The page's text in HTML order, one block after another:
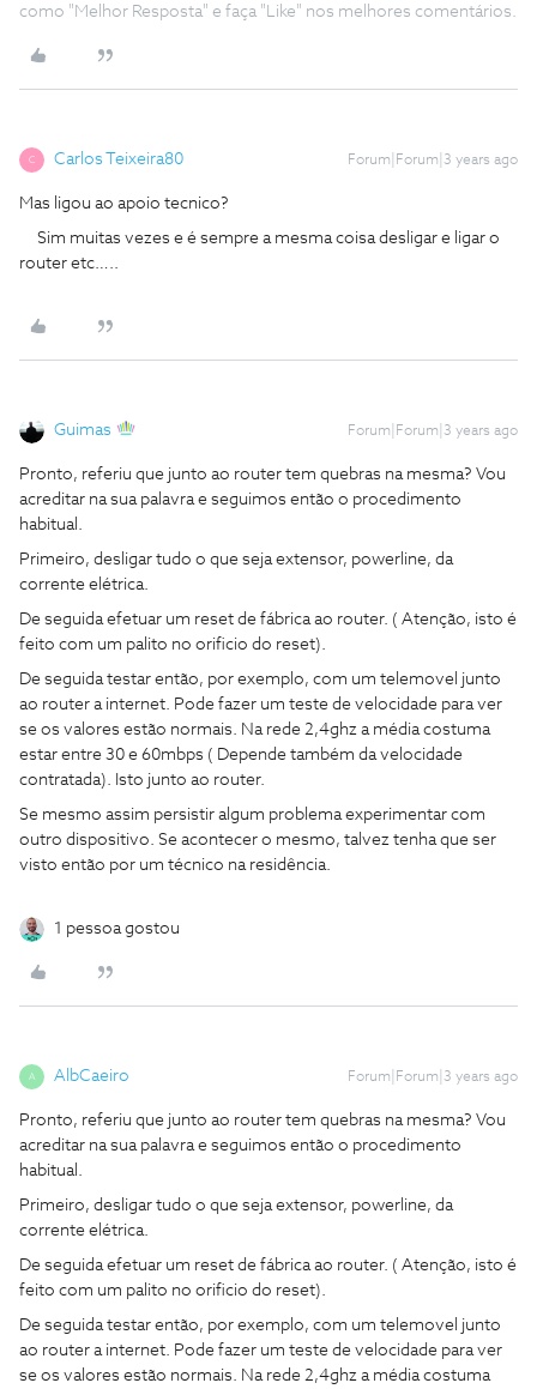
como "Melhor Resposta" e faça "Like" nos melhores comentários.
C Carlos Teixeira80 Forum|Forum|3 years ago
Mas ligou ao apoio tecnico?
Sim muitas vezes e é sempre a mesma coisa desligar e ligar o
router etc…..
Guimas Forum|Forum|3 years ago
Pronto, referiu que junto ao router tem quebras na mesma? Vou
acreditar na sua palavra e seguimos então o procedimento
habitual.
Primeiro, desligar tudo o que seja extensor, powerline, da
corrente elétrica.
De seguida efetuar um reset de fábrica ao router. ( Atenção, isto é
feito com um palito no orificio do reset).
De seguida testar então, por exemplo, com um telemovel junto
ao router a internet. Pode fazer um teste de velocidade para ver
se os valores estão normais. Na rede 2,4ghz a média costuma
estar entre 30 e 60mbps ( Depende também da velocidade
contratada). Isto junto ao router.
Se mesmo assim persistir algum problema experimentar com
outro dispositivo. Se acontecer o mesmo, talvez tenha que ser
visto então por um técnico na residência.
1 pessoa gostou
A AlbCaeiro Forum|Forum|3 years ago
Pronto, referiu que junto ao router tem quebras na mesma? Vou
acreditar na sua palavra e seguimos então o procedimento
habitual.
Primeiro, desligar tudo o que seja extensor, powerline, da
corrente elétrica.
De seguida efetuar um reset de fábrica ao router. ( Atenção, isto é
feito com um palito no orificio do reset).
De seguida testar então, por exemplo, com um telemovel junto
ao router a internet. Pode fazer um teste de velocidade para ver
se os valores estão normais. Na rede 2,4ghz a média costuma